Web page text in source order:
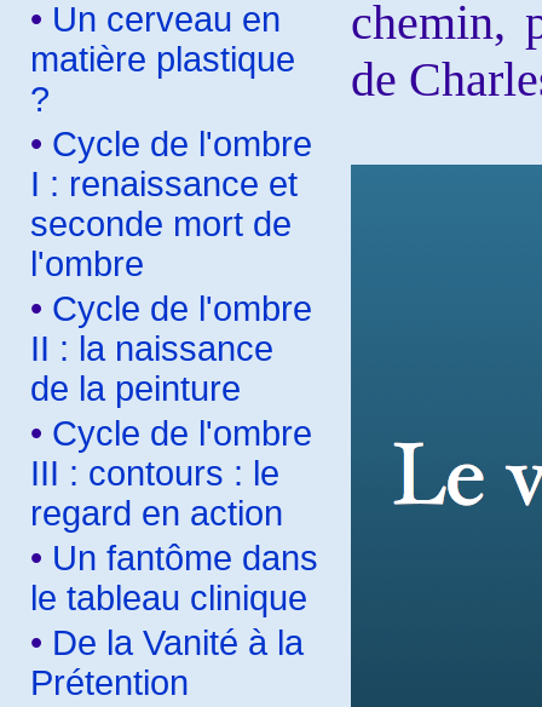
• Un cerveau en
matière plastique
?
• Cycle de l'ombre
I : renaissance et
seconde mort de
l'ombre
• Cycle de l'ombre
II : la naissance
de la peinture
• Cycle de l'ombre
III : contours : le
regard en action
• Un fantôme dans
le tableau clinique
• De la Vanité à la
Prétention
chemin,
de